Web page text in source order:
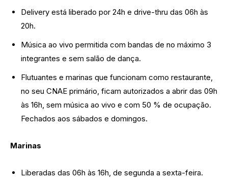
Delivery está liberado por 24h e drive-thru das 06h às
20h.
Música ao vivo permitida com bandas de no máximo 3
integrantes e sem salão de dança.
Flutuantes e marinas que funcionam como restaurante,
no seu CNAE primário, ficam autorizados a abrir das 09h
às 16h, sem música ao vivo e com 50 % de ocupação.
Fechados aos sábados e domingos.
Marinas
Liberadas das 06h às 16h, de segunda a sexta-feira.